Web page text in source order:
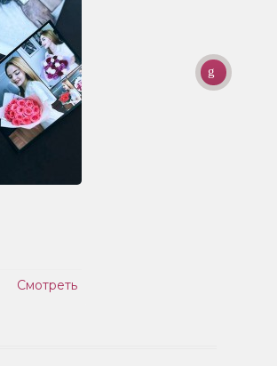
Смотреть